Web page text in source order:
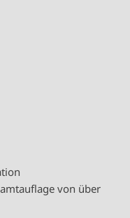
von über